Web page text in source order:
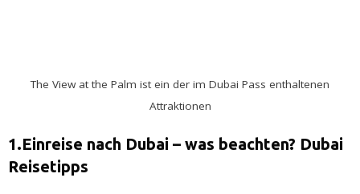
The View at the Palm ist ein der im Dubai Pass enthaltenen
Attraktionen
1.Einreise nach Dubai – was beachten? Dubai
Reisetipps